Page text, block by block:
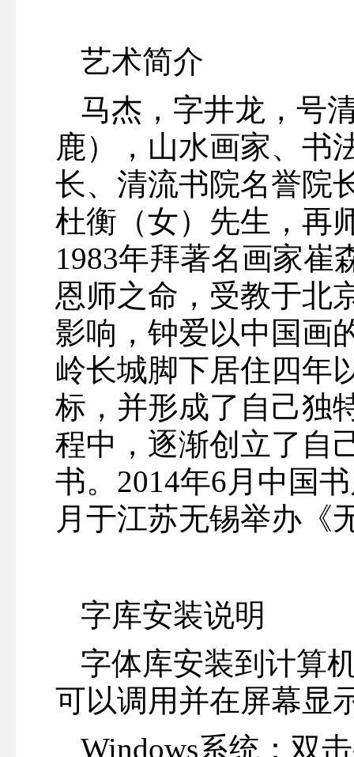
艺术简介
马杰，字井龙，号
鹿），山水画家、书
长、清流书院名誉院
杜衡（女）先生，再
1983年拜著名画家崔
恩师之命，受教于北
影响，钟爱以中国画
岭长城脚下居住四年
标，并形成了自己独
程中，逐渐创立了自
书。2014年6月中国
月于江苏无锡举办
字库安装说明
字体库安装到计算
可以调用并在屏幕显
Windows系统：双